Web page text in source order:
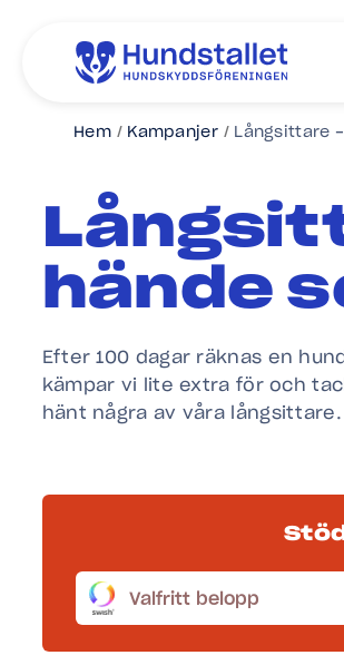
Hem Kampanjer Långsittare
hände
Efter 100 dagar räknas en
kämpar vi lite extra för och
hänt några av våra långsittare.